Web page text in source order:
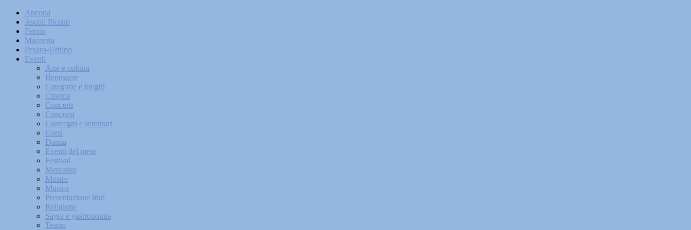
Ancona
Ascoli Piceno
Fermo
Macerata
Pesaro-Urbino
Eventi
Arte e cultura
Benessere
Categorie e luoghi
Cinema
Concerti
Concorsi
Convegni e seminari
Corsi
Danza
Eventi del mese
Festival
Mercatini
Mostre
Musica
Presentazione libri
Religione
Sagra e gastronomia
Teatro